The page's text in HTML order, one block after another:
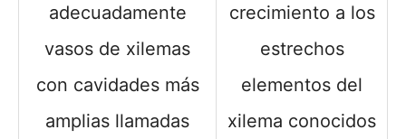
adecuadamente
vasos de xilemas
con cavidades más
amplias llamadas
crecimiento a los
estrechos
elementos del
xilema conocidos